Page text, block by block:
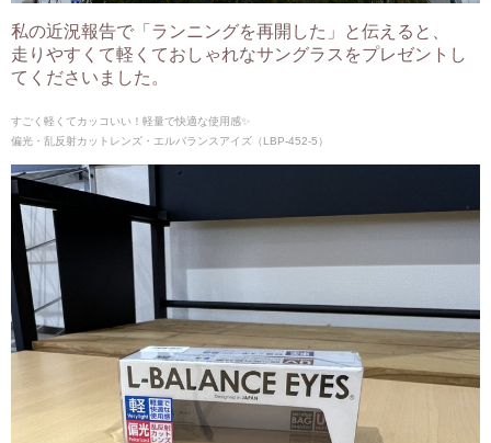
私の近況報告で「ランニングを再開した」と伝えると、
走りやすくて軽くておしゃれなサングラスをプレゼントし
てくださいました。
すごく軽くてカッコいい！軽量で快適な使用感✨
偏光・乱反射カットレンズ・エルバランスアイズ（LBP-452-5）